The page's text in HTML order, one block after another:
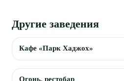
Другие заведения
Кафе «Парк Хаджох»
Огонь, рестобар